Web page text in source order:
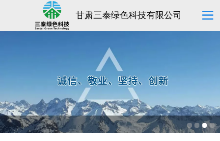
甘肃三泰绿色科技有限公司